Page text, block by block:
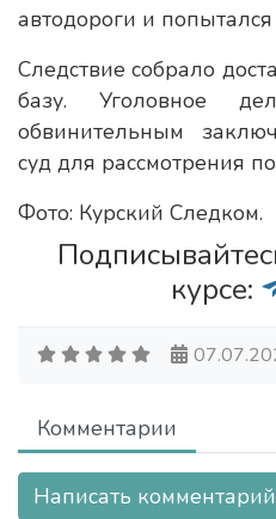
автодороги и
Следствие собрало
базу. Уголовное
обвинительным
суд для рассмотрения
Фото: Курский Следком.
курсе:
Комментарии
Написать комментарий